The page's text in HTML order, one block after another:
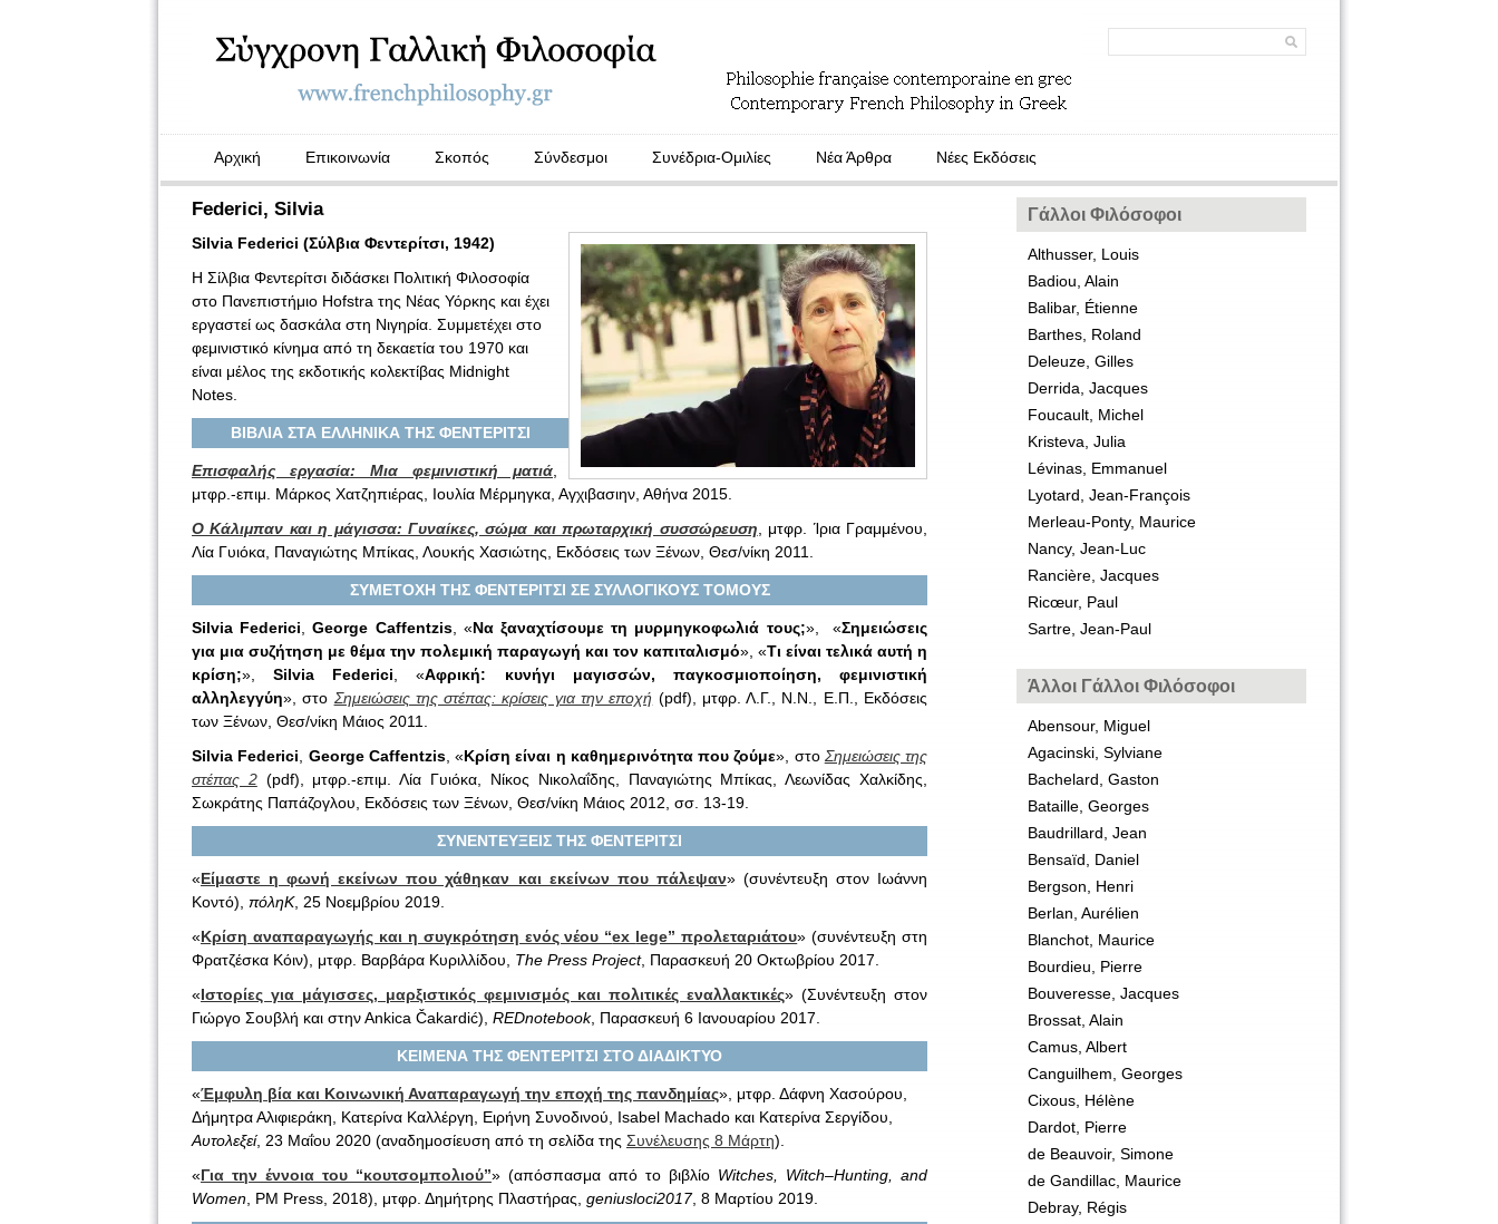
Αρχική Επικοινωνία Σκοπός Σύνδεσμοι Συνέδρια-Ομιλίες Νέα Άρθρα Νέες Εκδόσεις
Federici, Silvia
Silvia Federici (Σύλβια Φεντερίτσι, 1942)
Η Σίλβια Φεντερίτσι διδάσκει Πολιτική Φιλοσοφία
στο Πανεπιστήμιο Hofstra της Νέας Υόρκης και έχει
εργαστεί ως δασκάλα στη Νιγηρία. Συμμετέχει στο
φεμινιστικό κίνημα από τη δεκαετία του 1970 και
είναι μέλος της εκδοτικής κολεκτίβας Midnight
Notes.
ΒΙΒΛΙΑ ΣΤΑ ΕΛΛΗΝΙΚΑ ΤΗΣ ΦΕΝΤΕΡΙΤΣΙ
Επισφαλής εργασία: Μια φεμινιστική ματιά
μτφρ.-επιμ. Μάρκος Χατζηπιέρας, Ιουλία Μέρμηγκα, Αγχιβασιην, Αθήνα 2015.
Ο Κάλιμπαν και η μάγισσα: Γυναίκες, σώμα και πρωταρχική συσσώρευση , μτφρ. Ίρια Γραμμένου,
Λία Γυιόκα, Παναγιώτης Μπίκας, Λουκής Χασιώτης, Εκδόσεις των Ξένων, Θεσ/νίκη 2011.
ΣΥΜΕΤΟΧΗ ΤΗΣ ΦΕΝΤΕΡΙΤΣΙ ΣΕ ΣΥΛΛΟΓΙΚΟΥΣ ΤΟΜΟΥΣ
Silvia Federici ,George Caffentzis, «Να ξαναχτίσουμε τη μυρμηγκοφωλιά τους;», «Σημειώσεις
για μια συζήτηση με θέμα την πολεμική παραγωγή και τον καπιταλισμό», «Τι είναι τελικά αυτή η
κρίση;»,Silvia Federici , «Αφρική: κυνήγι μαγισσών, παγκοσμιοποίηση, φεμινιστική
αλληλεγγύη», στο Σημειώσεις της στέπας: κρίσεις για την εποχή (pdf), μτφρ. Λ.Γ., Ν.Ν., Ε.Π., Εκδόσεις
των Ξένων, Θεσ/νίκη Μάιος 2011.
Silvia Federici
George Caffentzis, «Κρίση είναι η καθημερινότητα που ζούμε», στο Σημειώσεις της
στέπας 2(pdf), μτφρ.-επιμ. Λία Γυιόκα, Νίκος Νικολαΐδης, Παναγιώτης Μπίκας, Λεωνίδας Χαλκίδης,
Σωκράτης Παπάζογλου, Εκδόσεις των Ξένων, Θεσ/νίκη Μάιος 2012, σσ. 13-19.
ΣΥΝΕΝΤΕΥΞΕΙΣ ΤΗΣ ΦΕΝΤΕΡΙΤΣΙ
«Είμαστε η φωνή εκείνων που χάθηκαν και εκείνων που πάλεψαν» (συνέντευξη στον Ιωάννη
Κοντό), πόληΚ, 25 Νοεμβρίου 2019.
«Κρίση αναπαραγωγής και η συγκρότηση ενός νέου “ex lege” προλεταριάτου» (συνέντευξη στη
Φρατζέσκα Κόιν), μτφρ. Βαρβάρα Κυριλλίδου, The Press Project, Παρασκευή 20 Οκτωβρίου 2017.
«Ιστορίες για μάγισσες, μαρξιστικός φεμινισμός και πολιτικές εναλλακτικές» (Συνέντευξη στον
Γιώργο Σουβλή και στην Αnkica Čakardić), REDnotebook, Παρασκευή 6 Ιανουαρίου 2017.
ΚΕΙΜΕΝΑ ΤΗΣ ΦΕΝΤΕΡΙΤΣΙ ΣΤΟ ΔΙΑΔΙΚΤΥΟ
«Έμφυλη βία και Κοινωνική Αναπαραγωγή την εποχή της πανδημίας», μτφρ. Δάφνη Χασούρου,
Δήμητρα Αλιφιεράκη, Κατερίνα Καλλέργη, Ειρήνη Συνοδινού, Isabel Machado και Κατερίνα Σεργίδου,
Αυτολεξεί, 23 Μαΐου 2020 (αναδημοσίευση από τη σελίδα της Συνέλευσης 8 Μάρτη).
«Για την έννοια του “κουτσομπολιού”» (απόσπασμα από το βιβλίο Witches, Witch–Hunting, and
Women , PM Press, 2018), μτφρ. Δημήτρης Πλαστήρας, geniusloci2017, 8 Μαρτίου 2019.
Γάλλοι Φιλόσοφοι
Althusser, Louis
Badiou, Alain
Balibar, Étienne
Barthes, Roland
Deleuze, Gilles
Derrida, Jacques
Foucault, Michel
Kristeva, Julia
Lévinas, Emmanuel
Lyotard, Jean-François
Merleau-Ponty, Maurice
Nancy, Jean-Luc
Rancière, Jacques
Ricœur, Paul
Sartre, Jean-Paul
Άλλοι Γάλλοι Φιλόσοφοι
Abensour, Miguel
Agacinski, Sylviane
Bachelard, Gaston
Bataille, Georges
Baudrillard, Jean
Bensaïd, Daniel
Bergson, Henri
Berlan, Aurélien
Blanchot, Maurice
Bourdieu, Pierre
Bouveresse, Jacques
Brossat, Alain
Camus, Albert
Canguilhem, Georges
Cixous, Hélène
Dardot, Pierre
de Beauvoir, Simone
de Gandillac, Maurice
Debray, Régis